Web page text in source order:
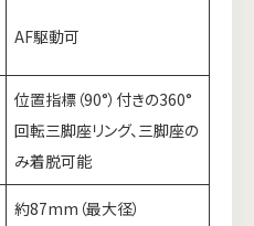
AF駆動可
位置指標（90°）付きの360°
回転三脚座リング、三脚座の
み着脱可能
約87mm（最大径）